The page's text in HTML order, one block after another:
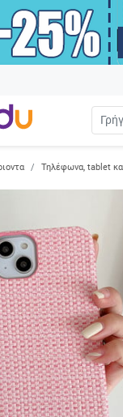
Τηλέφωνα, tablet